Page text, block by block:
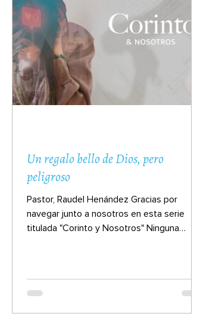
El libro de Santiago Dios Maravilloso
Legado Navidad
Un regalo bello de Dios, pero
peligroso
Pastor, Raudel Henández Gracias por
navegar junto a nosotros en esta serie
titulada "Corinto y Nosotros" Ninguna